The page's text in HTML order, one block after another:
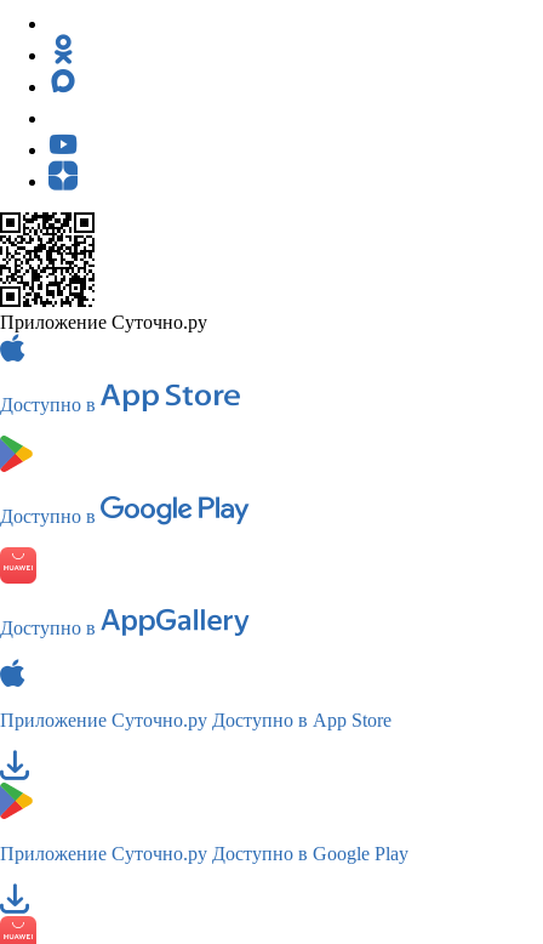
Приложение Суточно.ру
Доступно в
Доступно в
Доступно в
Приложение Суточно.ру Доступно в App Store
Приложение Суточно.ру Доступно в Google Play